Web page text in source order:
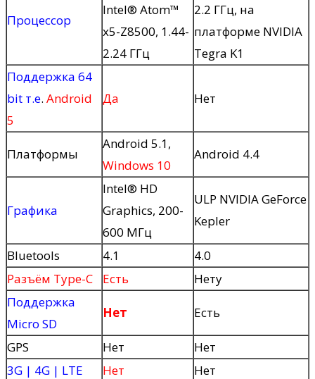
Процессор
Intel® Atom™
x5-Z8500, 1.44-
2.24 ГГц
2.2 ГГц, на
платформе NVIDIA
Tegra K1
Поддержка 64
bit т.е. Android
5
Да Нет
Платформы
Android 5.1,
Windows 10
Android 4.4
Графика
Intel® HD
Graphics, 200-
600 МГц
ULP NVIDIA GeForce
Kepler
Bluetools 4.1
4.0
Разъём Type-C
Есть
Нету
Поддержка
Micro SD
Нет Есть
GPS Нет
Нет
3G | 4G | LTE
Нет Нет